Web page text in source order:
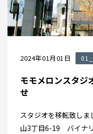
2024年01月01日
モモメロンスタジ
せ
スタジオを移転致し
山3丁目6-19 バイナ